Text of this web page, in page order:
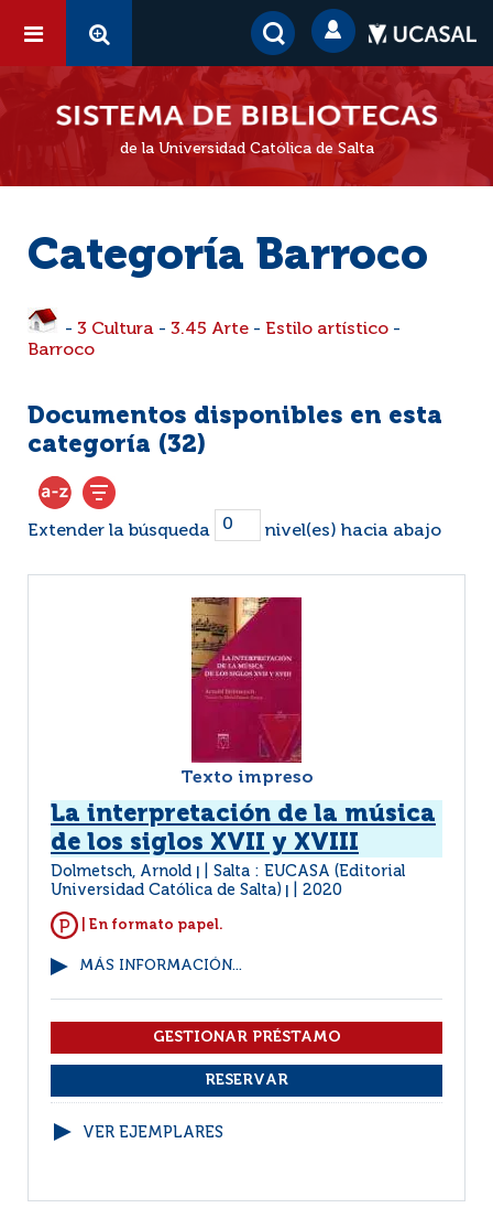
de la Universidad Católica de Salta
Categoría Barroco
- 3 Cultura - 3.45 Arte - Estilo artístico -
Barroco
Documentos disponibles en esta
categoría (32)
Extender la búsqueda nivel(es) hacia abajo
Texto impreso
La interpretación de la música
de los siglos XVII y XVIII
Dolmetsch, Arnold
Salta : EUCASA (Editorial
Universidad Católica de Salta)
2020
| En formato papel.
MÁS INFORMACIÓN...
VER EJEMPLARES